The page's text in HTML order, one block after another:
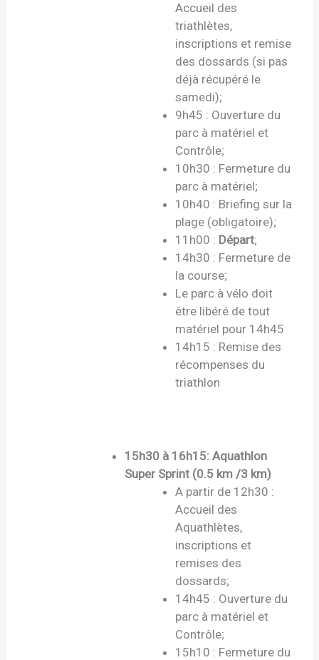
Accueil des
triathlètes,
inscriptions et remise
des dossards (si pas
déjà récupéré le
samedi);
9h45 : Ouverture du
parc à matériel et
Contrôle;
10h30 : Fermeture du
parc à matériel;
10h40 : Briefing sur la
plage (obligatoire);
11h00 : Départ;
14h30 : Fermeture de
la course;
Le parc à vélo doit
être libéré de tout
matériel pour 14h45
14h15 : Remise des
récompenses du
triathlon
15h30 à 16h15: Aquathlon
Super Sprint (0.5 km /3 km)
A partir de 12h30 :
Accueil des
Aquathlètes,
inscriptions et
remises des
dossards;
14h45 : Ouverture du
parc à matériel et
Contrôle;
15h10 : Fermeture du